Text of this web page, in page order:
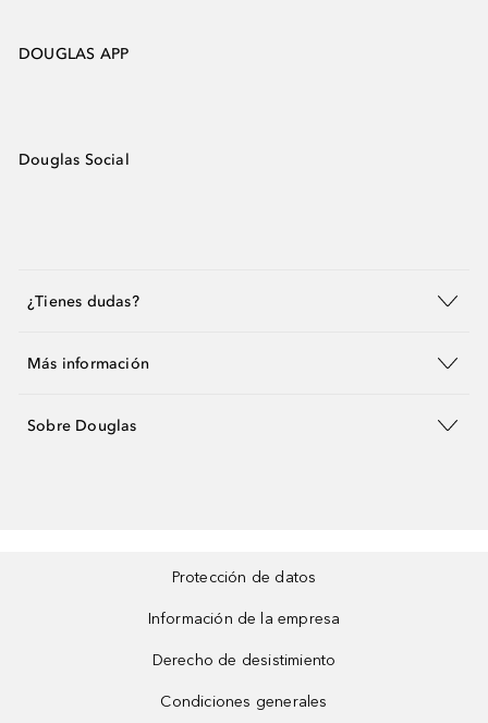
DOUGLAS APP
Douglas Social
¿Tienes dudas?
Más información
Sobre Douglas
Protección de datos
Información de la empresa
Derecho de desistimiento
Condiciones generales